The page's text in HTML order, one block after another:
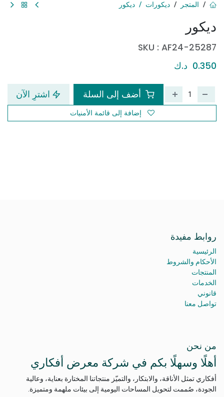
ديكور
SKU : AF24-25287
0.350 د.ك
أضف إلى السلة اشترِ الآن
إضافة إلى قائمة الأمنيات
المتجر ديكورات ديكور
روابط مفيدة
الرئيسية
الأحكام والشروط
المنتجات
الخدمات
قانوني
تواصل معنا
من نحن
أهلًا وسهلًا بكم في شركة معرض أفكاري
أفكاري تمثل الأناقة، والابتكار، والتميّز منتجاتنا المختارة بعناية، وعالية
الجودة، صُممت لتحويل المساحات اليومية إلى بيئات ملهمة ومتميزة.